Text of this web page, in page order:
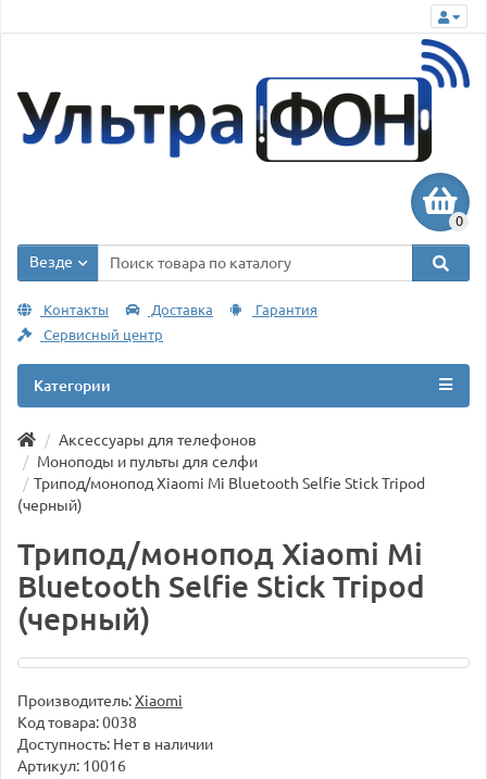
0
Везде
Контакты Доставка
Гарантия
Сервисный центр
Категории
Аксессуары для телефонов
Моноподы и пульты для селфи
Трипод/монопод Xiaomi Mi Bluetooth Selfie Stick Tripod
(черный)
Трипод/монопод Xiaomi Mi
Bluetooth Selfie Stick Tripod
(черный)
Производитель:Xiaomi
Код товара:0038
Доступность: Нет в наличии
Артикул: 10016